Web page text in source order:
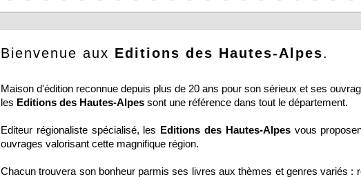
Bienvenue aux Editions des Hautes-Alpes.
Maison d'édition reconnue depuis plus de 20 ans pour son sérieux et ses
les Editions des Hautes-Alpes sont une référence dans tout le département.
Editeur régionaliste spécialisé, les Editions des Hautes-Alpesvous
ouvrages valorisant cette magnifique région.
Chacun trouvera son bonheur parmis ses livres aux thèmes et genres variés :